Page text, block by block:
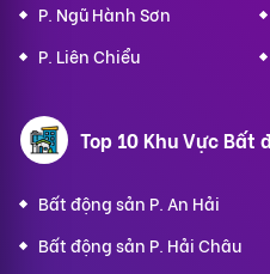
P. Ngũ Hành Sơn
P. Liên Chiểu
Top 10 Khu Vực Bất
Bất động sản P. An Hải
Bất động sản P. Hải Châu